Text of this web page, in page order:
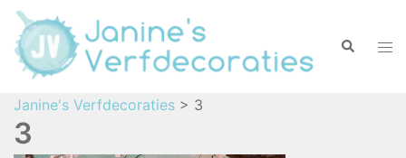
Janine's Verfdecoraties > 3
3